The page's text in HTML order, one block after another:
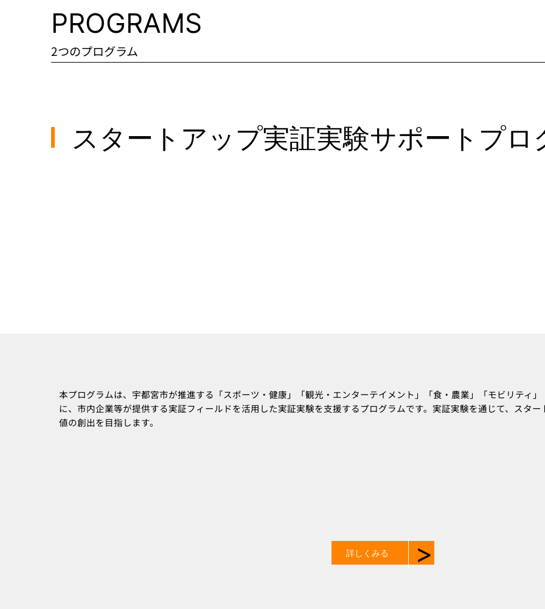
スタートアップ実証実験サポートプロ
PROGRAMS
2つのプログラム
本プログラムは、宇都宮市が推進する「スポーツ・健康」「観光・エンターテイメント」「食・農業」「モビリティ
に、市内企業等が提供する実証フィールドを活用した実証実験を支援するプログラムです。実証実験を通じて、スタ
値の創出を目指します。
詳しくみる >